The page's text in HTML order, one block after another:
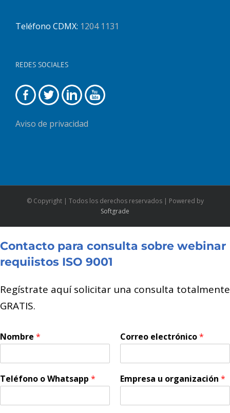
Teléfono CDMX: 1204 1131
REDES SOCIALES
Aviso de privacidad
© Copyright | Todos los derechos reservados | Powered by
Softgrade
Contacto para consulta sobre webinar
requiistos ISO 9001
Regístrate aquí solicitar una consulta totalmente
GRATIS.
Nombre * Correo electrónico*
Teléfono o Whatsapp * Empresa u organización *